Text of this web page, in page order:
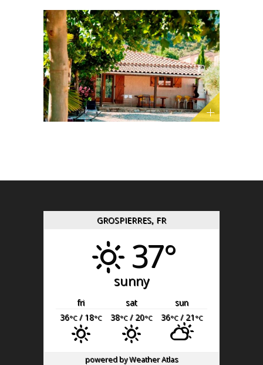
GROSPIERRES, FR
37°
sunny
fri sat
sun
36°C/ 18°C 38°C/ 20°C 36°C/ 21 °C
powered byWeather Atlas